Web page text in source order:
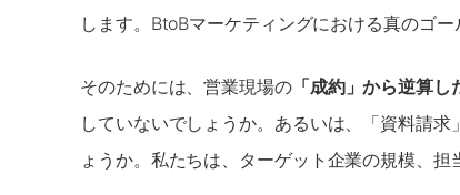
します。BtoBマーケティングにおける真のゴー
そのためには、営業現場の「成約」から逆算し
していないでしょうか。あるいは、「資料請
ょうか。私たちは、ターゲット企業の規模、